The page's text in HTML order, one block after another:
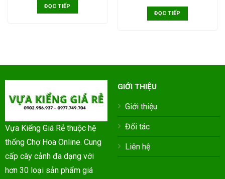
ĐỌC TIẾP
ĐỌC TIẾP
Vựa Kiểng Giá Rẻ thuộc hệ
thống Chợ Hoa Online. Cung
cấp cây cảnh đa dạng với
hơn 30 loại sản phẩm giá
GIỚI THIỆU
Giới thiệu
Đối tác
Liên hệ